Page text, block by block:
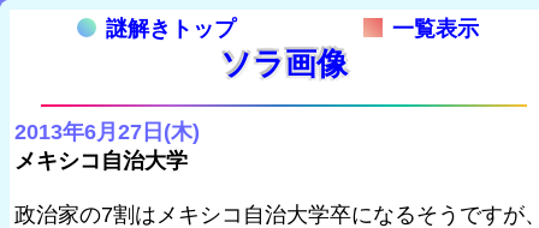
謎解きトップ 一覧表示
ソラ画像
2013年6月27日(木)
メキシコ自治大学
政治家の7割はメキシコ自治大学卒になるそうですが